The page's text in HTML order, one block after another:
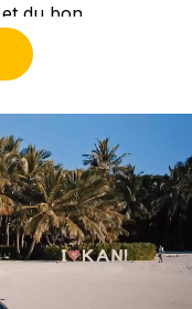
du bon
de
espaces
; ainsi que de
régnant
...).
sente toujours
enfants...)
de manière
de Chalet,